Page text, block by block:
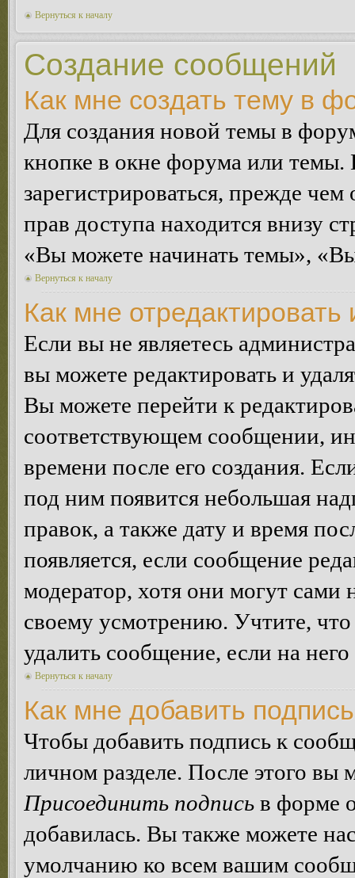
Вернуться к началу
Создание сообщений
Как мне создать тему в
Для создания новой темы в
кнопке в окне форума или
зарегистрироваться, прежде
прав доступа находится внизу
«Вы можете начинать темы»,
Вернуться к началу
Как мне
Если вы не являетесь
вы можете редактировать и
Вы можете перейти к
соответствующем сообщении,
времени после его создания.
под ним появится небольшая
правок, а также дату и время
появляется, если сообщение
модератор, хотя они могут сами
своему усмотрению. Учтите,
удалить сообщение, если на
Вернуться к началу
Как мне добавить
Чтобы добавить подпись к
личном разделе. После этого
Присоединить подпись в форме
добавилась. Вы также можете
умолчанию ко всем вашим